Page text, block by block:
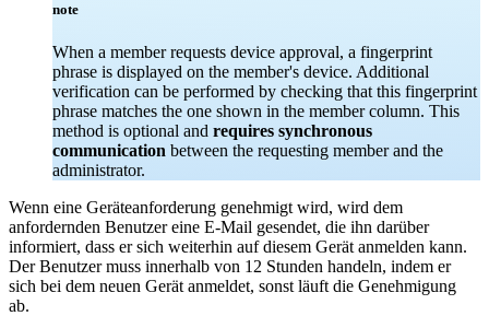
note
When a member requests device approval, a fingerprint
phrase is displayed on the member's device. Additional
verification can be performed by checking that this fingerprint
phrase matches the one shown in the member column. This
method is optional and requires synchronous
communication between the requesting member and the
administrator.
Wenn eine Geräteanforderung genehmigt wird, wird dem
anfordernden Benutzer eine E-Mail gesendet, die ihn darüber
informiert, dass er sich weiterhin auf diesem Gerät anmelden kann.
Der Benutzer muss innerhalb von 12 Stunden handeln, indem er
sich bei dem neuen Gerät anmeldet, sonst läuft die Genehmigung
ab.